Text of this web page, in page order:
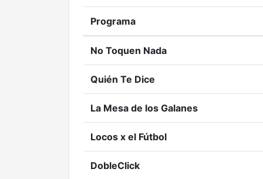
Programa
No Toquen Nada
Quién Te Dice
La Mesa de los Galanes
Locos x el Fútbol
DobleClick